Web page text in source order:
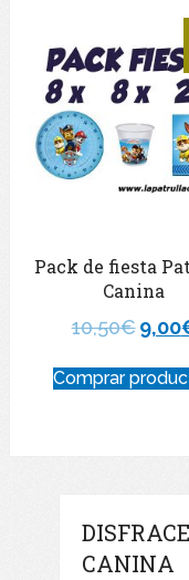
Pack de fiesta
Canina
10,50€ 9,00
Comprar
CANINA